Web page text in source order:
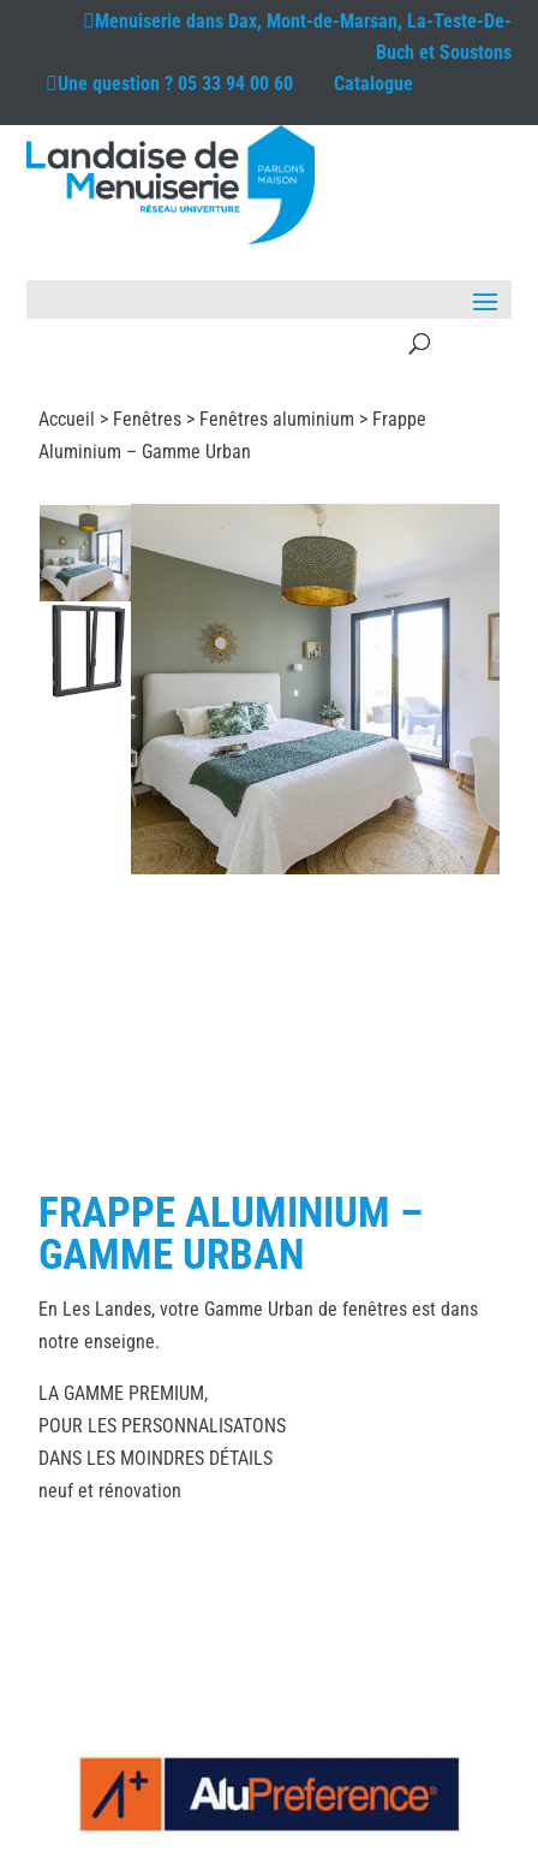
Menuiserie dans Dax, Mont-de-Marsan, La-Teste-De-
Buch et Soustons
Une question ?05 33 94 00 60 Catalogue
Accueil > Fenêtres > Fenêtres aluminium > Frappe
Aluminium – Gamme Urban
FRAPPE ALUMINIUM –
GAMME URBAN
En Les Landes, votre Gamme Urban de fenêtres est dans
notre enseigne.
LA GAMME PREMIUM,
POUR LES PERSONNALISATONS
DANS LES MOINDRES DÉTAILS
neuf et rénovation